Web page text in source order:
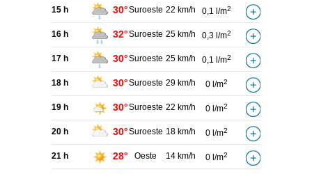
15 h 30°Suroeste 22 km/h 0,1 l/m2
16 h 32°Suroeste 25 km/h 0,3 l/m2
17 h 30°Suroeste 25 km/h 0,1 l/m2
18 h 30°Suroeste 29 km/h 0 l/m2
19 h 30°Suroeste 22 km/h 0 l/m2
20 h 30°Suroeste 18 km/h 0 l/m2
21 h 28° Oeste 14 km/h 0 l/m2